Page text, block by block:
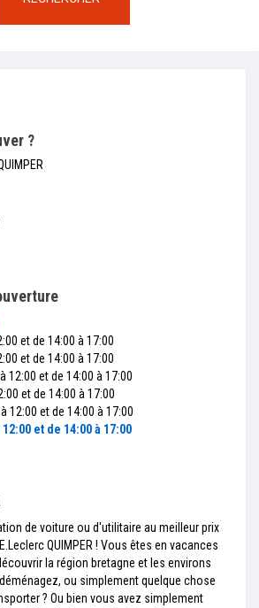
?
et de 14:00 à 17:00
et de 14:00 à 17:00
12:00 et de 14:00 à 17:00
et de 14:00 à 17:00
12:00 et de 14:00 à 17:00
et de 14:00 à 17:00
de voiture ou d'utilitaire au meilleur prix
QUIMPER ! Vous êtes en vacances
la région bretagne et les environs
ou simplement quelque chose
? Ou bien vous avez simplement